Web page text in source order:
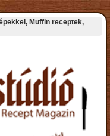
Muffin receptek,